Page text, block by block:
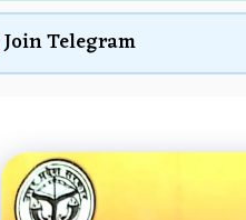
Join Telegram